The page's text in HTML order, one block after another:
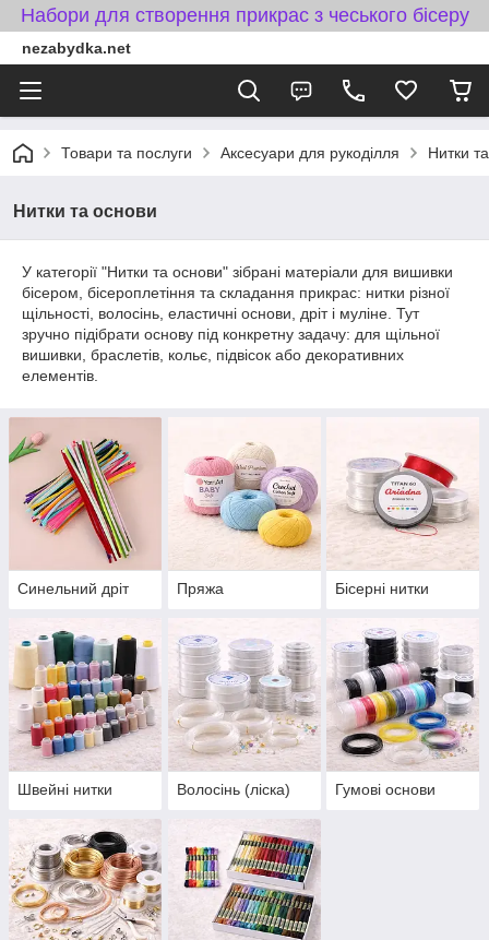
Набори для створення прикрас з чеського бісеру
nezabydka.net
Товари та послуги Аксесуари для рукоділля Нитки
Нитки та основи
У категорії "Нитки та основи" зібрані матеріали для вишивки
бісером, бісероплетіння та складання прикрас: нитки різної
щільності, волосінь, еластичні основи, дріт і муліне. Тут
зручно підібрати основу під конкретну задачу: для щільної
вишивки, браслетів, кольє, підвісок або декоративних
елементів.
Синельний дріт Пряжа Бісерні нитки
Швейні нитки Волосінь (ліска) Гумові основи